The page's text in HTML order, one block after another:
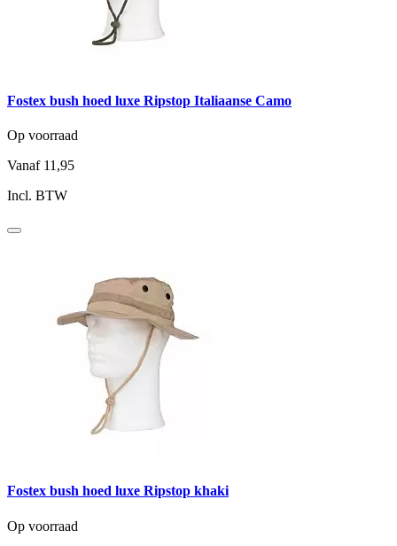
Fostex bush hoed luxe Ripstop Italiaanse Camo
Op voorraad
Vanaf 11,95
Incl. BTW
Fostex bush hoed luxe Ripstop khaki
Op voorraad